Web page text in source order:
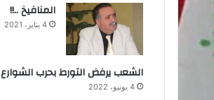
المنافيخ ..!!
4 يناير، 2021
الشعب يرفض التورط بحرب الشوارع
4 يونيو، 2022